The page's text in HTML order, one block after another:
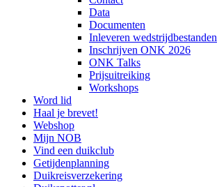
Data
Documenten
Inleveren wedstrijdbestanden
Inschrijven ONK 2026
ONK Talks
Prijsuitreiking
Workshops
Word lid
Haal je brevet!
Webshop
Mijn NOB
Vind een duikclub
Getijdenplanning
Duikreisverzekering